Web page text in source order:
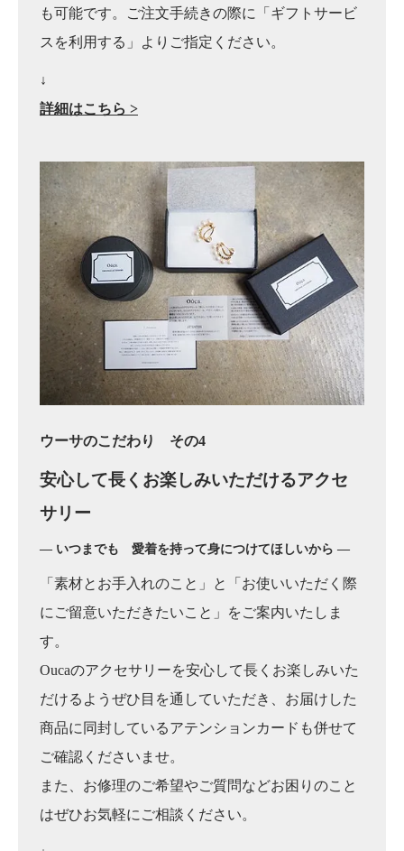
も可能です。ご注文手続きの際に「ギフトサービ
スを利用する」よりご指定ください。
↓
詳細はこちら >
ウーサのこだわり その4
安心して長くお楽しみいただけるアクセ
サリー
― いつまでも 愛着を持って身につけてほしいから ―
「素材とお手入れのこと」と「お使いいただく際
にご留意いただきたいこと」をご案内いたしま
す。
Oucaのアクセサリーを安心して長くお楽しみいた
だけるようぜひ目を通していただき、お届けした
商品に同封しているアテンションカードも併せて
ご確認くださいませ。
また、お修理のご希望やご質問などお困りのこと
はぜひお気軽にご相談ください。